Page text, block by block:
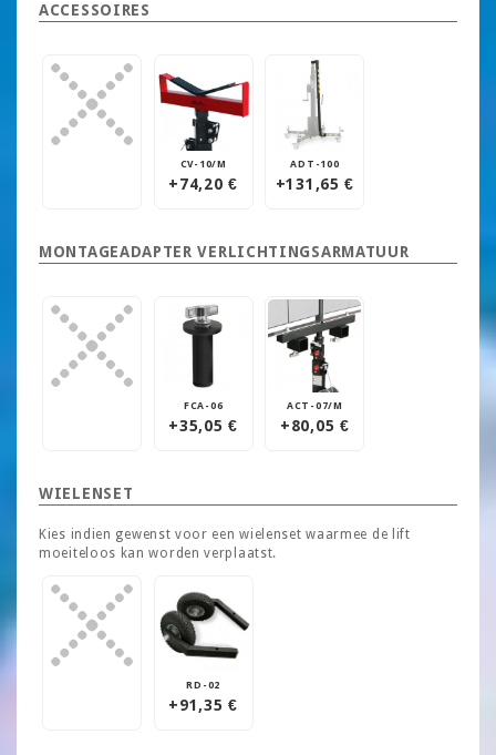
ACCESSOIRES
CV-10/M
+74,20 €
ADT-100
+131,65 €
MONTAGEADAPTER VERLICHTINGSARMATUUR
FCA-06
+35,05 €
ACT-07/M
+80,05 €
WIELENSET
Kies indien gewenst voor een wielenset waarmee de lift
moeiteloos kan worden verplaatst.
RD-02
+91,35 €